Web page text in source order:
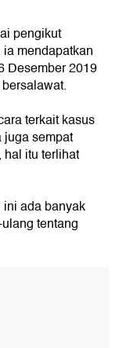
pengikut
mendapatkan
Desember 2019
terkait kasus
juga sempat
itu terlihat
ada banyak
tentang